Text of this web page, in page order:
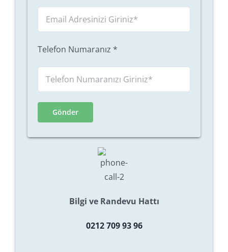
Telefon Numaranız *
Bilgi ve Randevu Hattı
0212 709 93 96